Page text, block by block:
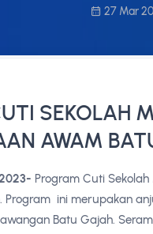
27 Mar
SEKOLAH
AWAM
Program Cuti
Program ini merupakan
Batu Gajah.